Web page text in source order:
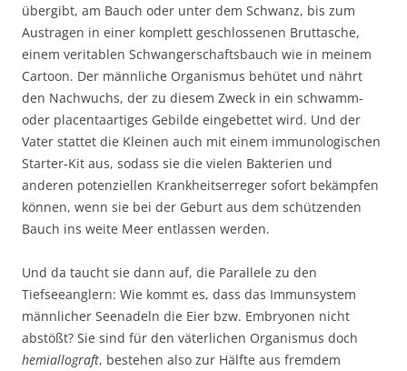
übergibt, am Bauch oder unter dem Schwanz, bis zum
Austragen in einer komplett geschlossenen Bruttasche,
einem veritablen Schwangerschaftsbauch wie in meinem
Cartoon. Der männliche Organismus behütet und nährt
den Nachwuchs, der zu diesem Zweck in ein schwamm-
oder placentaartiges Gebilde eingebettet wird. Und der
Vater stattet die Kleinen auch mit einem immunologischen
Starter-Kit aus, sodass sie die vielen Bakterien und
anderen potenziellen Krankheitserreger sofort bekämpfen
können, wenn sie bei der Geburt aus dem schützenden
Bauch ins weite Meer entlassen werden.
Und da taucht sie dann auf, die Parallele zu den
Tiefseeanglern: Wie kommt es, dass das Immunsystem
männlicher Seenadeln die Eier bzw. Embryonen nicht
abstößt? Sie sind für den väterlichen Organismus doch
hemiallograft, bestehen also zur Hälfte aus fremdem